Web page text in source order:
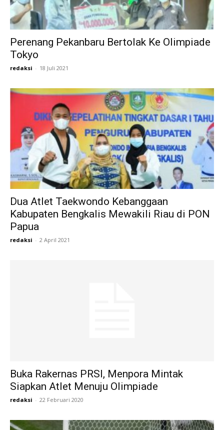
Perenang Pekanbaru Bertolak Ke Olimpiade
Tokyo
redaksi - 18 Juli 2021
Dua Atlet Taekwondo Kebanggaan
Kabupaten Bengkalis Mewakili Riau di PON
Papua
redaksi - 2 April 2021
Buka Rakernas PRSI, Menpora Mintak
Siapkan Atlet Menuju Olimpiade
redaksi - 22 Februari 2020